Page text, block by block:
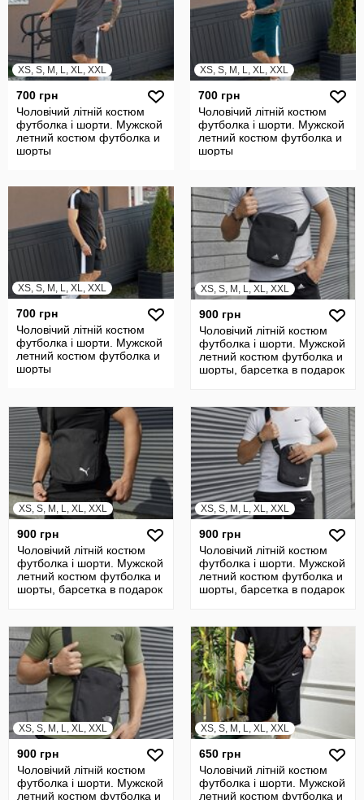
XS, S, M, L, XL, XXL
700 грн
Чоловічий літній костюм
футболка і шорти. Мужской
летний костюм футболка и
шорты
XS, S, M, L, XL, XXL
700 грн
Чоловічий літній костюм
футболка і шорти. Мужской
летний костюм футболка и
шорты
XS, S, M, L, XL, XXL
700 грн
Чоловічий літній костюм
футболка і шорти. Мужской
летний костюм футболка и
шорты
XS, S, M, L, XL, XXL
900 грн
Чоловічий літній костюм
футболка і шорти. Мужской
летний костюм футболка и
шорты, барсетка в подарок
XS, S, M, L, XL, XXL
900 грн
Чоловічий літній костюм
футболка і шорти. Мужской
летний костюм футболка и
шорты, барсетка в подарок
XS, S, M, L, XL, XXL
900 грн
Чоловічий літній костюм
футболка і шорти. Мужской
летний костюм футболка и
шорты, барсетка в подарок
XS, S, M, L, XL, XXL
900 грн
Чоловічий літній костюм
футболка і шорти. Мужской
летний костюм футболка и
XS, S, M, L, XL, XXL
650 грн
Чоловічий літній костюм
футболка і шорти. Мужской
летний костюм футболка и